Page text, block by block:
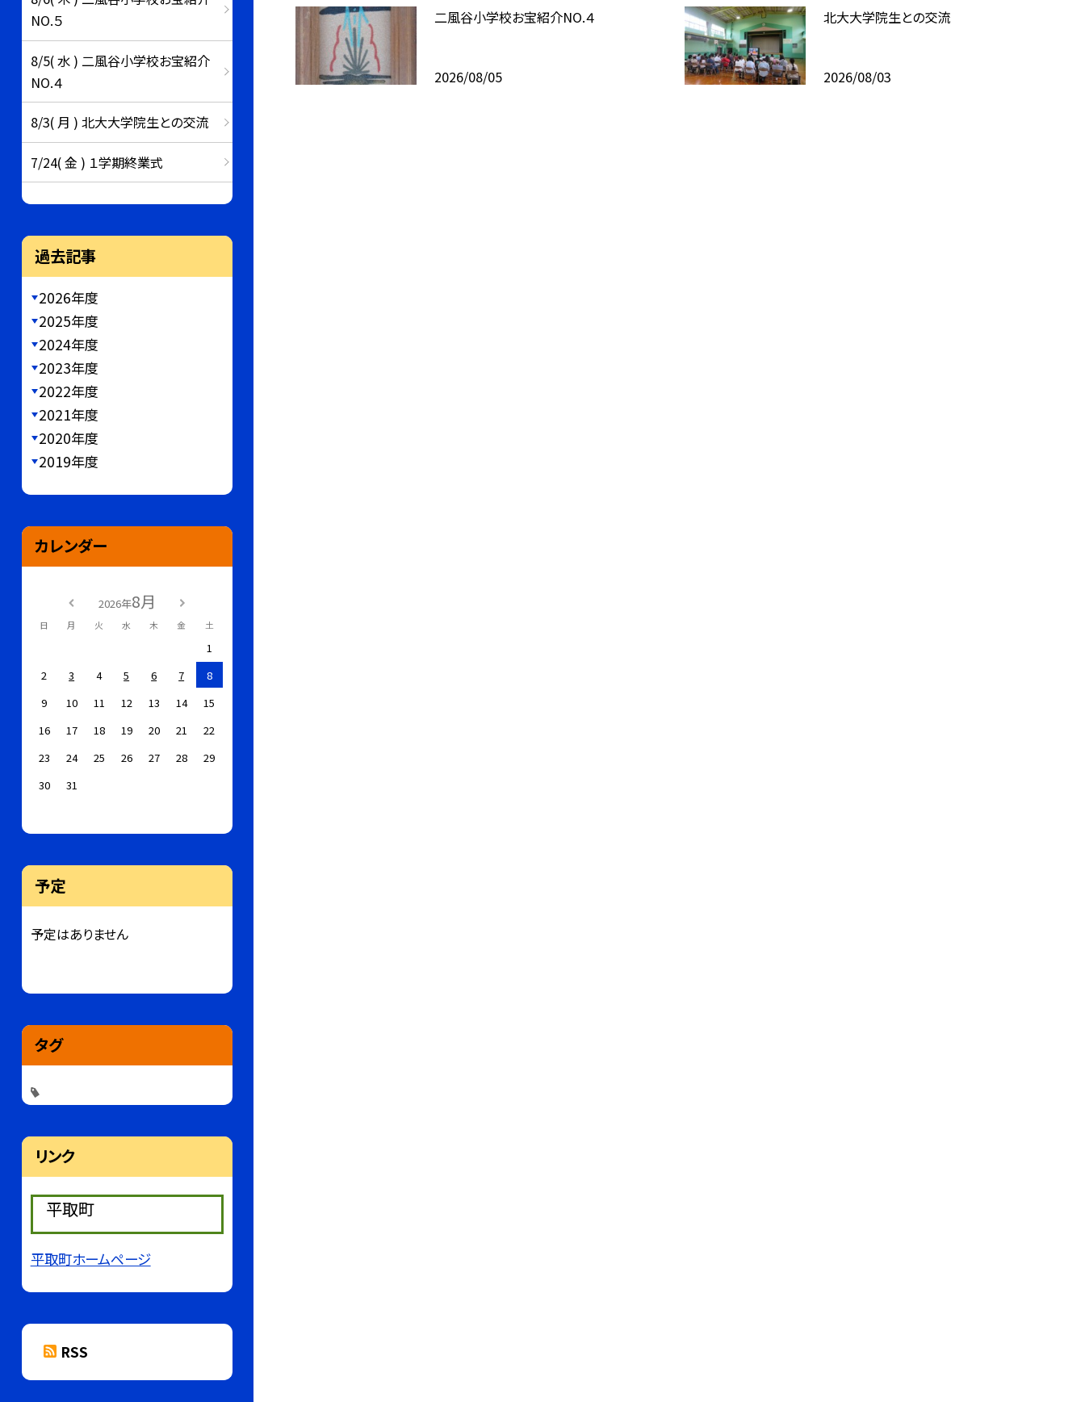
二風谷小学校お宝紹介NO.４
2026/08/05
北大大学院生との交流
2026/08/03
NO.５
8/5( 水 ) 二風谷小学校お宝紹介
NO.４
8/3( 月 ) 北大大学院生との交流
7/24( 金 ) １学期終業式
過去記事
2026年度
2025年度
2024年度
2023年度
2022年度
2021年度
2020年度
2019年度
カレンダー
2026年8月
日 月 火 水 木 金 土
1
2
3 4 5 6 7
8
9
10 11 12 13 14
15
16
17 18 19 20 21
22
23
24 25 26 27 28
29
30
31
予定
予定はありません
タグ
リンク
平取町
平取町ホームページ
RSS